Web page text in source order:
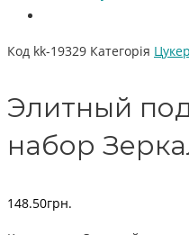
Код kk-19329 Категорія
Элитный
набор
148.50грн.